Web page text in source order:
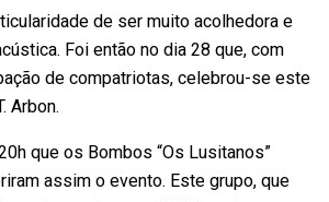
de ser muito acolhedora e
Foi então no dia 28 que, com
de compatriotas, celebrou-se este
Arbon.
que os Bombos “Os Lusitanos”
assim o evento. Este grupo, que